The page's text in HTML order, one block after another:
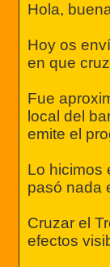
Hola,
Hoy os
en que
Fue
local del
emite el
Lo hicimos
pasó nada
Cruzar el
efectos